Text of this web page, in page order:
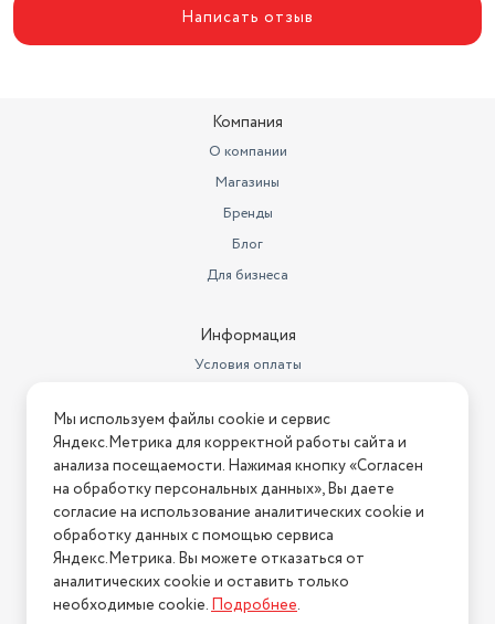
Написать отзыв
Компания
О компании
Магазины
Бренды
Блог
Для бизнеса
Информация
Условия оплаты
Условия возврата
Нашли ошибку на сайте? Напишите нам
2026 © Интернет-магазин "АстМаркет". У нас есть всё!
Политика конфиденциальности
Мы используем файлы cookie и сервис
Яндекс.Метрика для корректной работы сайта и
анализа посещаемости. Нажимая кнопку «Согласен
на обработку персональных данных», Вы даете
согласие на использование аналитических cookie и
обработку данных с помощью сервиса
Яндекс.Метрика. Вы можете отказаться от
аналитических cookie и оставить только
необходимые cookie.Подробнее.